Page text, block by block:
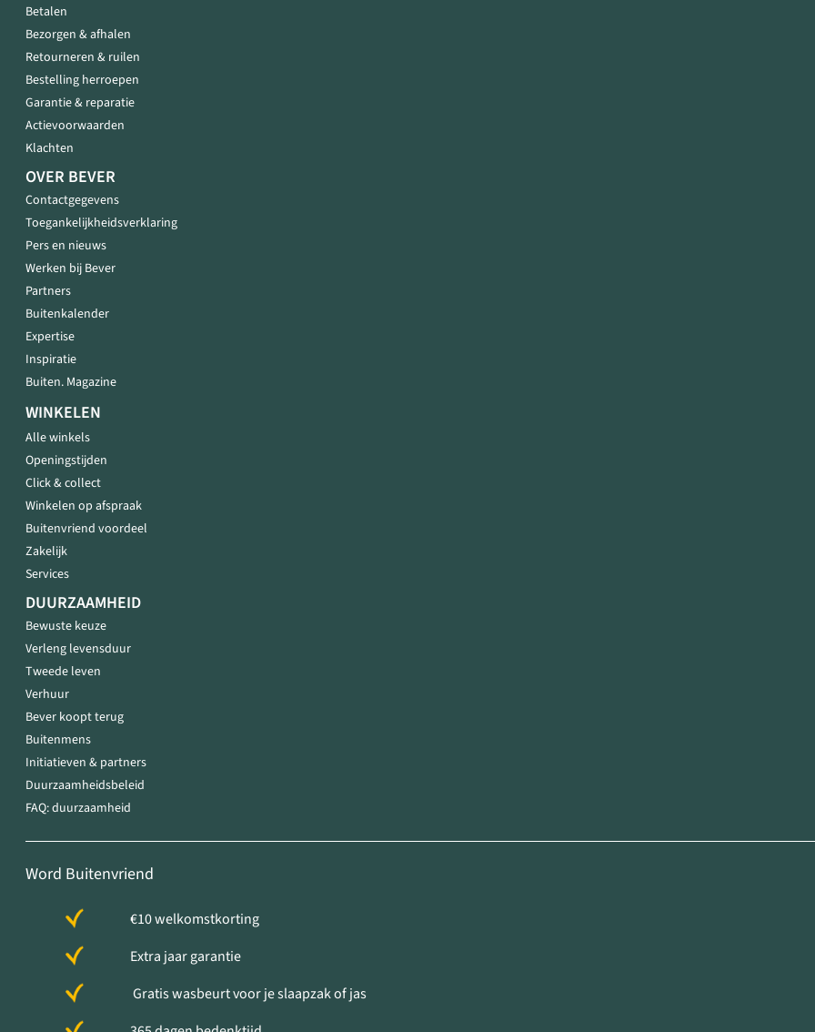
Betalen
Bezorgen & afhalen
Retourneren & ruilen
Bestelling herroepen
Garantie & reparatie
Actievoorwaarden
Klachten
OVER BEVER
Contactgegevens
Toegankelijkheidsverklaring
Pers en nieuws
Werken bij Bever
Partners
Buitenkalender
Expertise
Inspiratie
Buiten. Magazine
WINKELEN
Alle winkels
Openingstijden
Click & collect
Winkelen op afspraak
Buitenvriend voordeel
Zakelijk
Services
DUURZAAMHEID
Bewuste keuze
Verleng levensduur
Tweede leven
Verhuur
Bever koopt terug
Buitenmens
Initiatieven & partners
Duurzaamheidsbeleid
FAQ: duurzaamheid
Word Buitenvriend
€10 welkomstkorting
Extra jaar garantie
Gratis wasbeurt voor je slaapzak of jas